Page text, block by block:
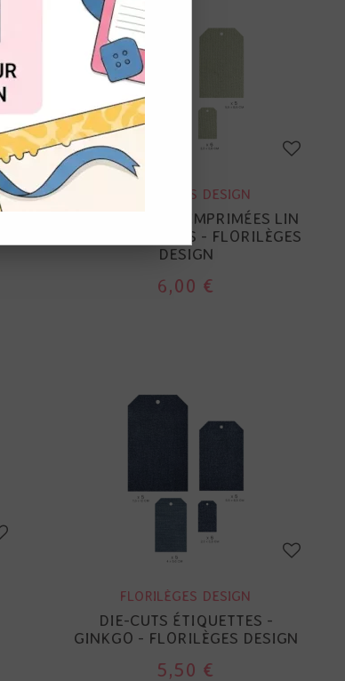
FLORILÈGES DESIGN
21 ÉTIQUETTES IMPRIMÉES LIN
VERT MURMURES - FLORILÈGES
DESIGN
6,00 €
FLORILÈGES DESIGN
DIE-CUTS ÉTIQUETTES -
GINKGO - FLORILÈGES DESIGN
5,50 €